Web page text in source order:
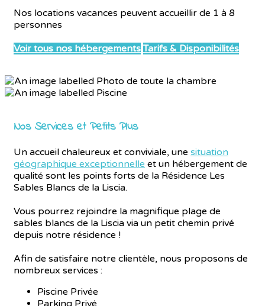
Nos locations vacances peuvent accueillir de 1 à 8
personnes
Voir tous nos hébergements Tarifs & Disponibilités
Nos Services et Petits Plus
Un accueil chaleureux et conviviale, une situation
géographique exceptionnelle et un hébergement de
qualité sont les points forts de la Résidence Les
Sables Blancs de la Liscia.
Vous pourrez rejoindre la magnifique plage de
sables blancs de la Liscia via un petit chemin privé
depuis notre résidence !
Afin de satisfaire notre clientèle, nous proposons de
nombreux services :
Piscine Privée
Parking Privé